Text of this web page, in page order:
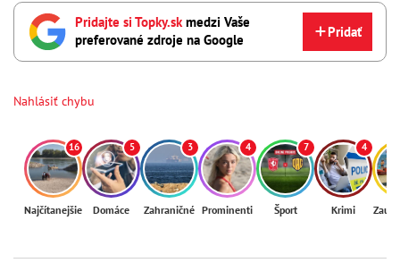
Pridajte si Topky.skmedzi Vaše
preferované zdroje na Google
Pridať
Nahlásiť chybu
16
Najčítanejšie
5
Domáce
3
Zahraničné
4
Prominenti
7
Šport
4
Krimi